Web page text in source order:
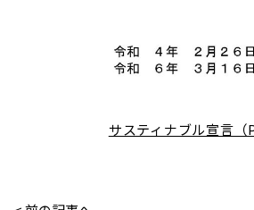
サスティナブル宣言（